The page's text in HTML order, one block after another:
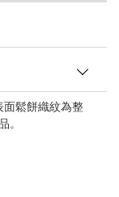
面鬆餅織紋為整
。